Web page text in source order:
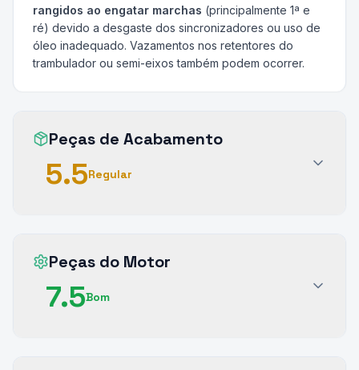
rangidos ao engatar marchas (principalmente 1ª e
ré) devido a desgaste dos sincronizadores ou uso de
óleo inadequado. Vazamentos nos retentores do
trambulador ou semi-eixos também podem ocorrer.
Peças de Acabamento
5.5Regular
Peças do Motor
7.5Bom